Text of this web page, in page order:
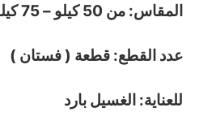
المقاس: من 50 كيلو – 75 كيلو
عدد القطع: قطعة ( فستان )
للعناية: الغسيل بارد